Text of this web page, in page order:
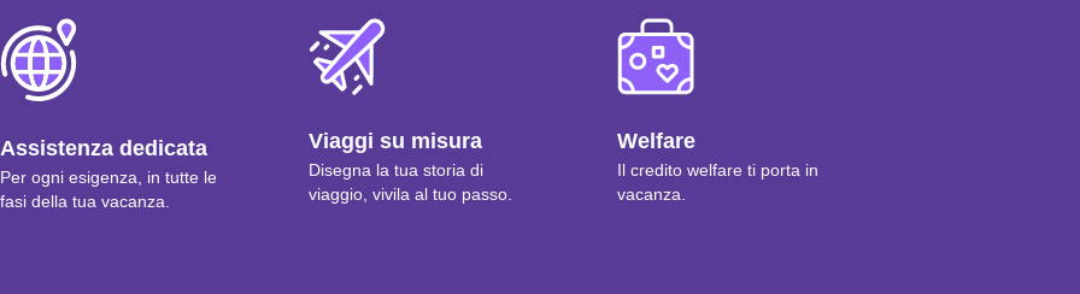
Assistenza dedicata
Per ogni esigenza, in tutte le
fasi della tua vacanza.
Viaggi su misura
Disegna la tua storia di
viaggio, vivila al tuo passo.
Welfare
Il credito welfare ti porta in
vacanza.